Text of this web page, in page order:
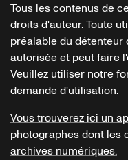
Tous les contenus de
droits d'auteur. Toute
préalable du détenteur
autorisée et peut faire
Veuillez utiliser notre
demande d'utilisation.
Vous trouverez ici un
photographes dont les
archives numériques.